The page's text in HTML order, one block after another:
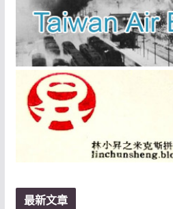
最新文章